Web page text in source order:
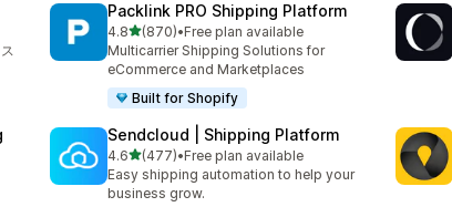
Packlink PRO Shipping Platform
4.85つ星中
(870)
合計レビュー数：870件
•Free plan available
Multicarrier Shipping Solutions for
eCommerce and Marketplaces
Built for Shopify
Sendcloud | Shipping Platform
4.65つ星中
(477)
合計レビュー数：477件
•Free plan available
Easy shipping automation to help your
business grow.